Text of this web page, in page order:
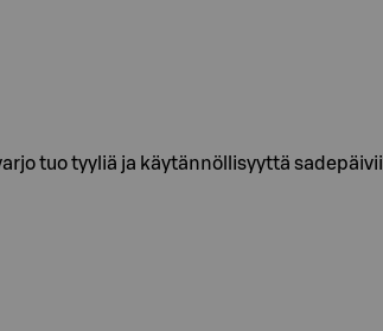
tuo tyyliä ja käytännöllisyyttä